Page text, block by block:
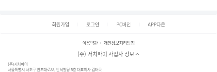
회원가입 로그인 PC버전 APP다운
이용약관 개인정보처리방침
(주) 서치파이 사업자 정보
(주)서치파이
서울특별시 서초구 반포대로88, 반석빌딩 5층 대표이사 김태묵